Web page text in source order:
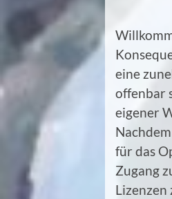
eine
offenbar
eigener
für das
Zugang